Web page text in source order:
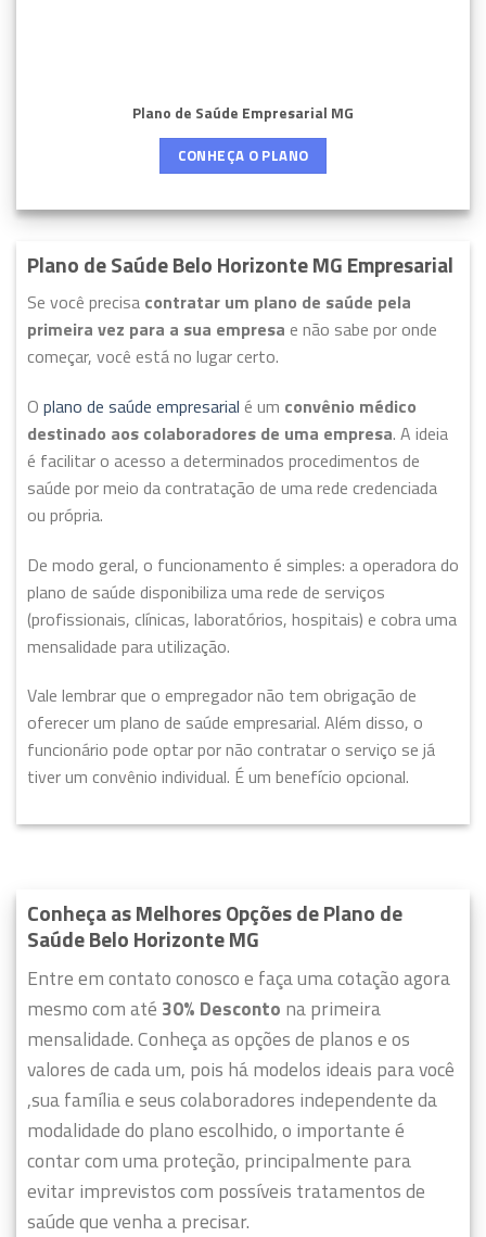
Plano de Saúde Empresarial MG
CONHEÇA O PLANO
Plano de Saúde Belo Horizonte MG Empresarial
Se você precisa contratar um plano de saúde pela
primeira vez para a sua empresa e não sabe por onde
começar, você está no lugar certo.
O plano de saúde empresarial é um convênio médico
destinado aos colaboradores de uma empresa. A ideia
é facilitar o acesso a determinados procedimentos de
saúde por meio da contratação de uma rede credenciada
ou própria.
De modo geral, o funcionamento é simples: a operadora do
plano de saúde disponibiliza uma rede de serviços
(profissionais, clínicas, laboratórios, hospitais) e cobra uma
mensalidade para utilização.
Vale lembrar que o empregador não tem obrigação de
oferecer um plano de saúde empresarial. Além disso, o
funcionário pode optar por não contratar o serviço se já
tiver um convênio individual. É um benefício opcional.
Conheça as Melhores Opções de Plano de
Saúde Belo Horizonte MG
Entre em contato conosco e faça uma cotação agora
mesmo com até 30% Desconto na primeira
mensalidade. Conheça as opções de planos e os
valores de cada um, pois há modelos ideais para você
,sua família e seus colaboradores independente da
modalidade do plano escolhido, o importante é
contar com uma proteção, principalmente para
evitar imprevistos com possíveis tratamentos de
saúde que venha a precisar.